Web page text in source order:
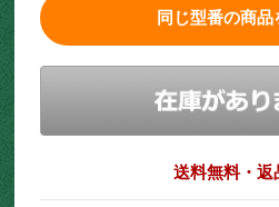
同じ型番の商品
送料無料・返